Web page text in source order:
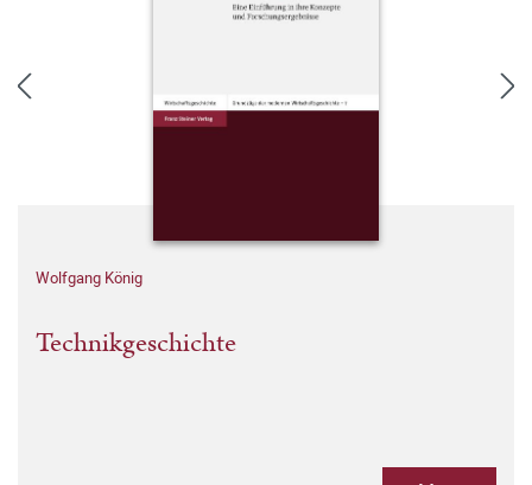
Wolfgang König
Technikgeschichte